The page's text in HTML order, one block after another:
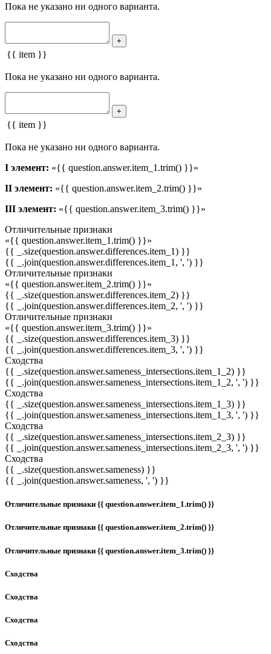
Пока не указано ни одного варианта.
+
{{ item }}
Пока не указано ни одного варианта.
+
{{ item }}
Пока не указано ни одного варианта.
I элемент: «{{ question.answer.item_1.trim() }}»
II элемент: «{{ question.answer.item_2.trim() }}»
III элемент: «{{ question.answer.item_3.trim() }}»
Отличительные признаки
«{{ question.answer.item_1.trim() }}»
{{ _.size(question.answer.differences.item_1) }}
{{ _.join(question.answer.differences.item_1, ', ') }}
Отличительные признаки
«{{ question.answer.item_2.trim() }}»
{{ _.size(question.answer.differences.item_2) }}
{{ _.join(question.answer.differences.item_2, ', ') }}
Отличительные признаки
«{{ question.answer.item_3.trim() }}»
{{ _.size(question.answer.differences.item_3) }}
{{ _.join(question.answer.differences.item_3, ', ') }}
Сходства
{{ _.size(question.answer.sameness_intersections.item_1_2) }}
{{ _.join(question.answer.sameness_intersections.item_1_2, ', ') }}
Сходства
{{ _.size(question.answer.sameness_intersections.item_1_3) }}
{{ _.join(question.answer.sameness_intersections.item_1_3, ', ') }}
Сходства
{{ _.size(question.answer.sameness_intersections.item_2_3) }}
{{ _.join(question.answer.sameness_intersections.item_2_3, ', ') }}
Сходства
{{ _.size(question.answer.sameness) }}
{{ _.join(question.answer.sameness, ', ') }}
Отличительные признаки {{ question.answer.item_1.trim() }}
Отличительные признаки {{ question.answer.item_2.trim() }}
Отличительные признаки {{ question.answer.item_3.trim() }}
Сходства
Сходства
Сходства
Сходства